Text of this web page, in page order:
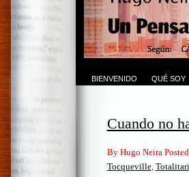
BIENVENIDO QUÉ SOY
Cuando no
By Hugo Neira
Tocqueville,